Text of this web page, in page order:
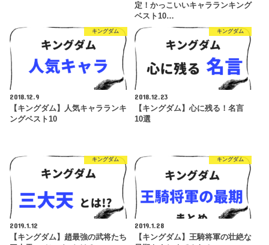
定！かっこいいキャラランキング
ベスト10…
キングダム
2018.12.9
【キングダム】人気キャラランキ
ングベスト10
キングダム
2018.12.23
【キングダム】心に残る！名言
10選
キングダム
2019.1.12
【キングダム】趙最強の武将たち
キングダム
2019.1.28
【キングダム】王騎将軍の壮絶な